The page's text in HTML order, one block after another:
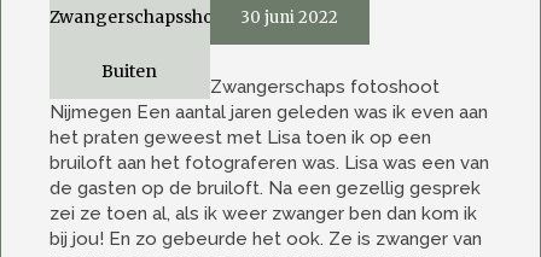
30 juni 2022
Zwangerschapsshoot
Buiten
Zwangerschaps fotoshoot
Nijmegen Een aantal jaren geleden was ik even aan
het praten geweest met Lisa toen ik op een
bruiloft aan het fotograferen was. Lisa was een van
de gasten op de bruiloft. Na een gezellig gesprek
zei ze toen al, als ik weer zwanger ben dan kom ik
bij jou! En zo gebeurde het ook. Ze is zwanger van